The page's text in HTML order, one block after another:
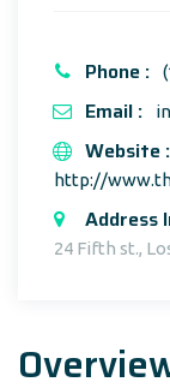
Phone :
Email :
Website :
http://
Address
24 Fifth st.,